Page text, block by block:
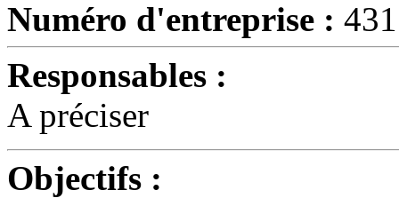
Numéro d'entreprise :
Responsables :
A préciser
Objectifs :